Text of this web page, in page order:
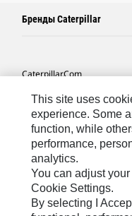
Бренды Caterpillar
Caterpillar.com
Связаться С Caterpillar
Карта Сайта
Cookie Settings
Юридическая Информация
Конфиденциальность
This site uses
experience. Some
function, while
performance,
analytics.
You can adjust
Cookie Settings.
By selecting I